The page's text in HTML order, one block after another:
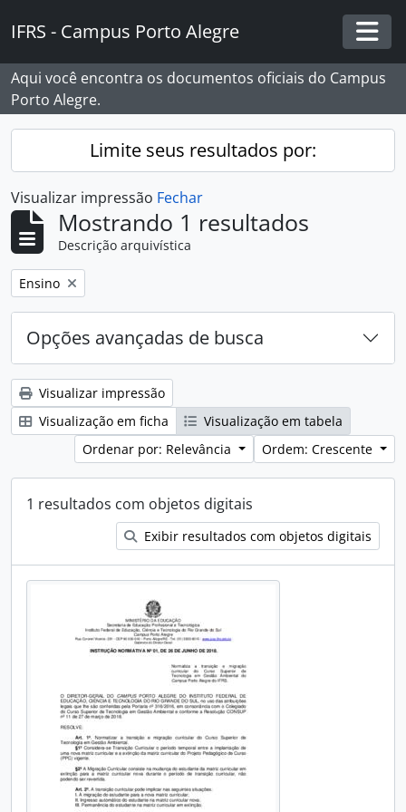
IFRS - Campus Porto Alegre
Aqui você encontra os documentos oficiais do Campus
Porto Alegre.
Limite seus resultados por:
Visualizar impressão Fechar
Mostrando 1 resultados
Descrição arquivística
Remover filtro:
Ensino
Opções avançadas de busca
Visualizar impressão
Visualização em ficha
Visualização em tabela
Ordenar por: Relevância
Ordem: Crescente
1 resultados com objetos digitais
Exibir resultados com objetos digitais